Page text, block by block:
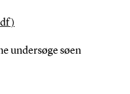
undersøge søen